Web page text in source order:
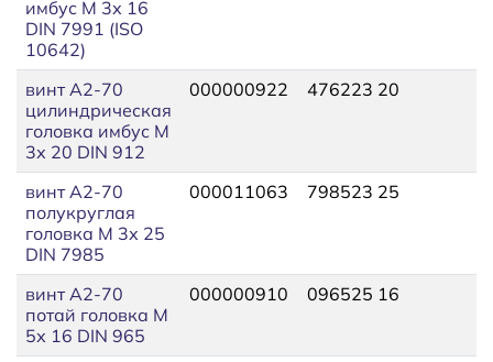
имбус М 3х 16
DIN 7991 (ISO
10642)
винт A2-70
цилиндрическая
головка имбус М
3х 20 DIN 912
000000922 476223 20
винт A2-70
полукруглая
головка М 3х 25
DIN 7985
000011063 798523 25
винт A2-70
потай головка М
5х 16 DIN 965
000000910 096525 16